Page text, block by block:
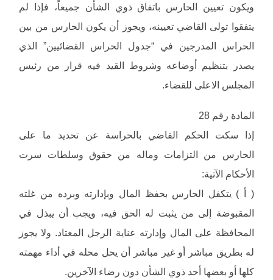
ويكون تعيين الحارس باتفاق ذوي الشأن جميعاً، فإذا لم
يتفقوا تولى القاضي تعيينه، ويجوز أن يكون الحارس من بين
الحراس المدرجين في “جدول الحراس القضائيين” الذي
يصدر بتنظيم أوضاعه وشروط القيد فيه قرار من رئيس
المجلس الاعلى للقضاء.
المادة رقم 28
إذا سكت الحكم القاضي بالحراسة عن تحديد ما على
الحارس من التزامات وماله من حقوق وسلطات سرت
الأحكام الآتية:
( أ ) يتكفل الحارس بحفظ المال وبإدارته وبرده من غلته
المقبوضة إلى من يثبت له الحق فيه، ويجب أن يبذل في
المحافظة على المال وإدارته عناية الرجل المعتاد. ولا يجوز
له بطريق مباشر أو غير مباشر أن يحل محله في أداء مهمته
كلها أو بعضها أحد ذوي الشأن دون رضاء الآخرين.